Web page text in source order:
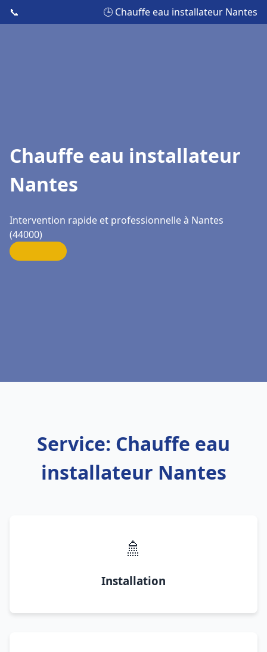
📞 🕒 Chauffe eau installateur Nantes
Chauffe eau installateur
Nantes
Intervention rapide et professionnelle à Nantes
(44000)
Service: Chauffe eau
installateur Nantes
🚿
Installation